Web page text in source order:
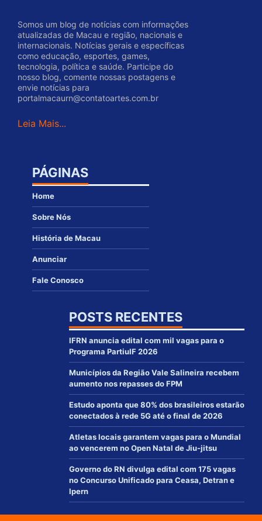
Somos um blog de notícias com informações
atualizadas de Macau e região, nacionais e
internacionais. Notícias gerais e específicas
como educação, esportes, games,
tecnologia, política e saúde. Participe do
nosso blog, comente nossas postagens e
envie notícias para
portalmacaurn@contatoartes.com.br
Leia Mais...
PÁGINAS
Home
Sobre Nós
História de Macau
Anunciar
Fale Conosco
POSTS RECENTES
IFRN anuncia edital com mil vagas para o
Programa PartiuIF 2026
Municípios da Região Vale Salineira recebem
aumento nos repasses do FPM
Estudo aponta que 80% dos brasileiros estarão
conectados à rede 5G até o final de 2026
Atletas locais garantem vagas para o Mundial
ao vencerem no Open Natal de Jiu-jitsu
Governo do RN divulga edital com 175 vagas
no Concurso Unificado para Ceasa, Detran e
Ipern